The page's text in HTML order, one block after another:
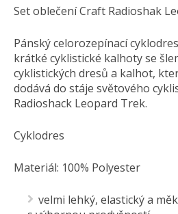
Set oblečení Craft Radioshak
Pánský celorozepínací
krátké cyklistické kalhoty se
cyklistických dresů a kalhot,
dodává do stáje světového
Radioshack Leopard Trek.
Cyklodres
Materiál: 100% Polyester
velmi lehký, elastický a